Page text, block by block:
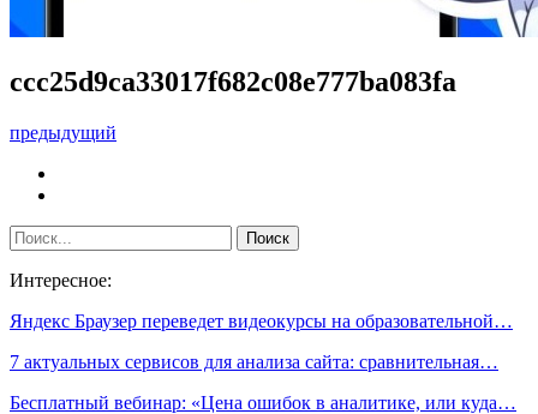
ccc25d9ca33017f682c08e777ba083fa
предыдущий
Интересное:
Яндекс Браузер переведет видеокурсы на образовательной…
7 актуальных сервисов для анализа сайта: сравнительная…
Бесплатный вебинар: «Цена ошибок в аналитике, или куда…